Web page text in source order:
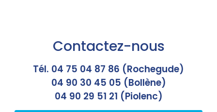
Contactez-nous
Tél. 04 75 04 87 86 (Rochegude)
04 90 30 45 05 (Bollène)
04 90 29 51 21 (Piolenc)